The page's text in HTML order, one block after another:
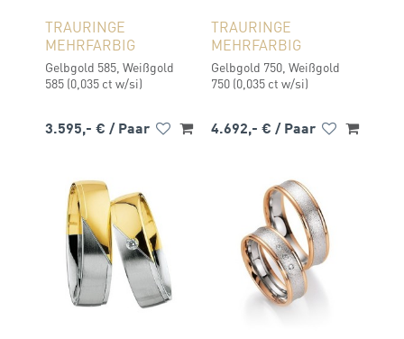
TRAURINGE
MEHRFARBIG
Gelbgold 585, Weißgold
585 (0,035 ct w/si)
3.595,- € / Paar
TRAURINGE
MEHRFARBIG
Gelbgold 750, Weißgold
750 (0,035 ct w/si)
4.692,- € / Paar